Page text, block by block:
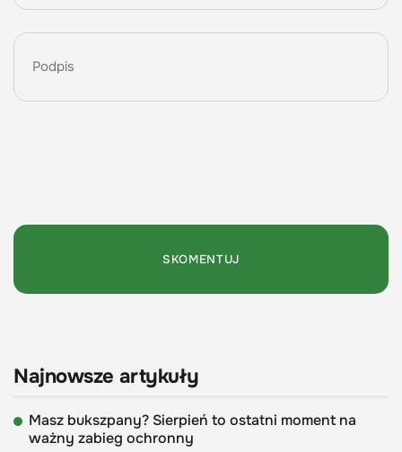
Najnowsze artykuły
Masz bukszpany? Sierpień to ostatni moment na
ważny zabieg ochronny